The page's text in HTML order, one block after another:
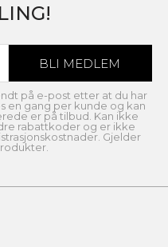
på e-post etter at du har
en gang per kunde og kan
er på tilbud. Kan ikke
rabattkoder og er ikke
Gjelder